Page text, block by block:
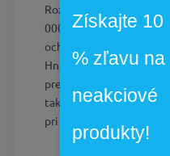
Rozhodne nie. Je to
000 mm (typický pre
ochráni pred bežným
Hnať sa za membránou
prechádzky po lese je
takáto bunda bude
pri stúpaní do kopca
Získajte 10
% zľavu na
neakciové
produkty!